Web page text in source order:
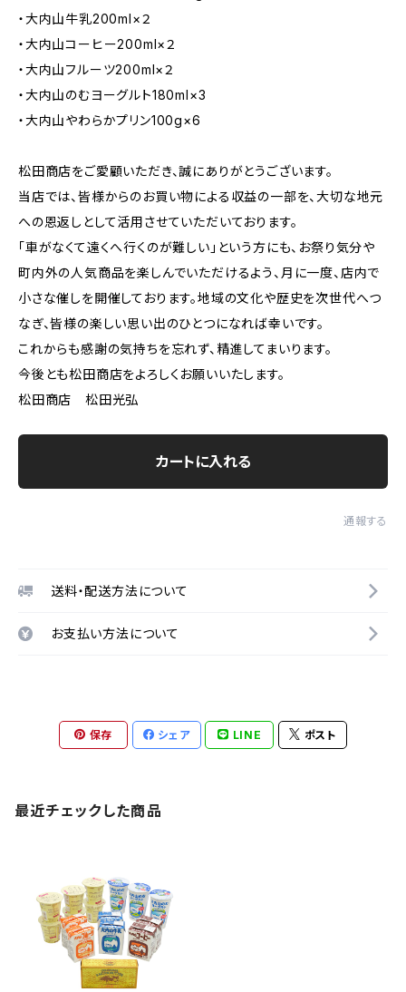
・大内山牛乳200ml×２
・大内山コーヒー200ml×２
・大内山フルーツ200ml×２
・大内山のむヨーグルト180ml×3
・大内山やわらかプリン100g×6
松田商店をご愛顧いただき、誠にありがとうございます。
当店では、皆様からのお買い物による収益の一部を、大切な地元
への恩返しとして活用させていただいております。
「車がなくて遠くへ行くのが難しい」という方にも、お祭り気分や
町内外の人気商品を楽しんでいただけるよう、月に一度、店内で
小さな催しを開催しております。地域の文化や歴史を次世代へつ
なぎ、皆様の楽しい思い出のひとつになれば幸いです。
これからも感謝の気持ちを忘れず、精進してまいります。
今後とも松田商店をよろしくお願いいたします。
松田商店 松田光弘
カートに入れる
通報する
送料・配送方法について
お支払い方法について
保存 シェア LINE ポスト
最近チェックした商品